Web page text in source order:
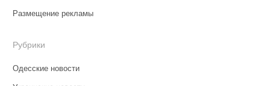
Размещение рекламы
Рубрики
Одесские новости